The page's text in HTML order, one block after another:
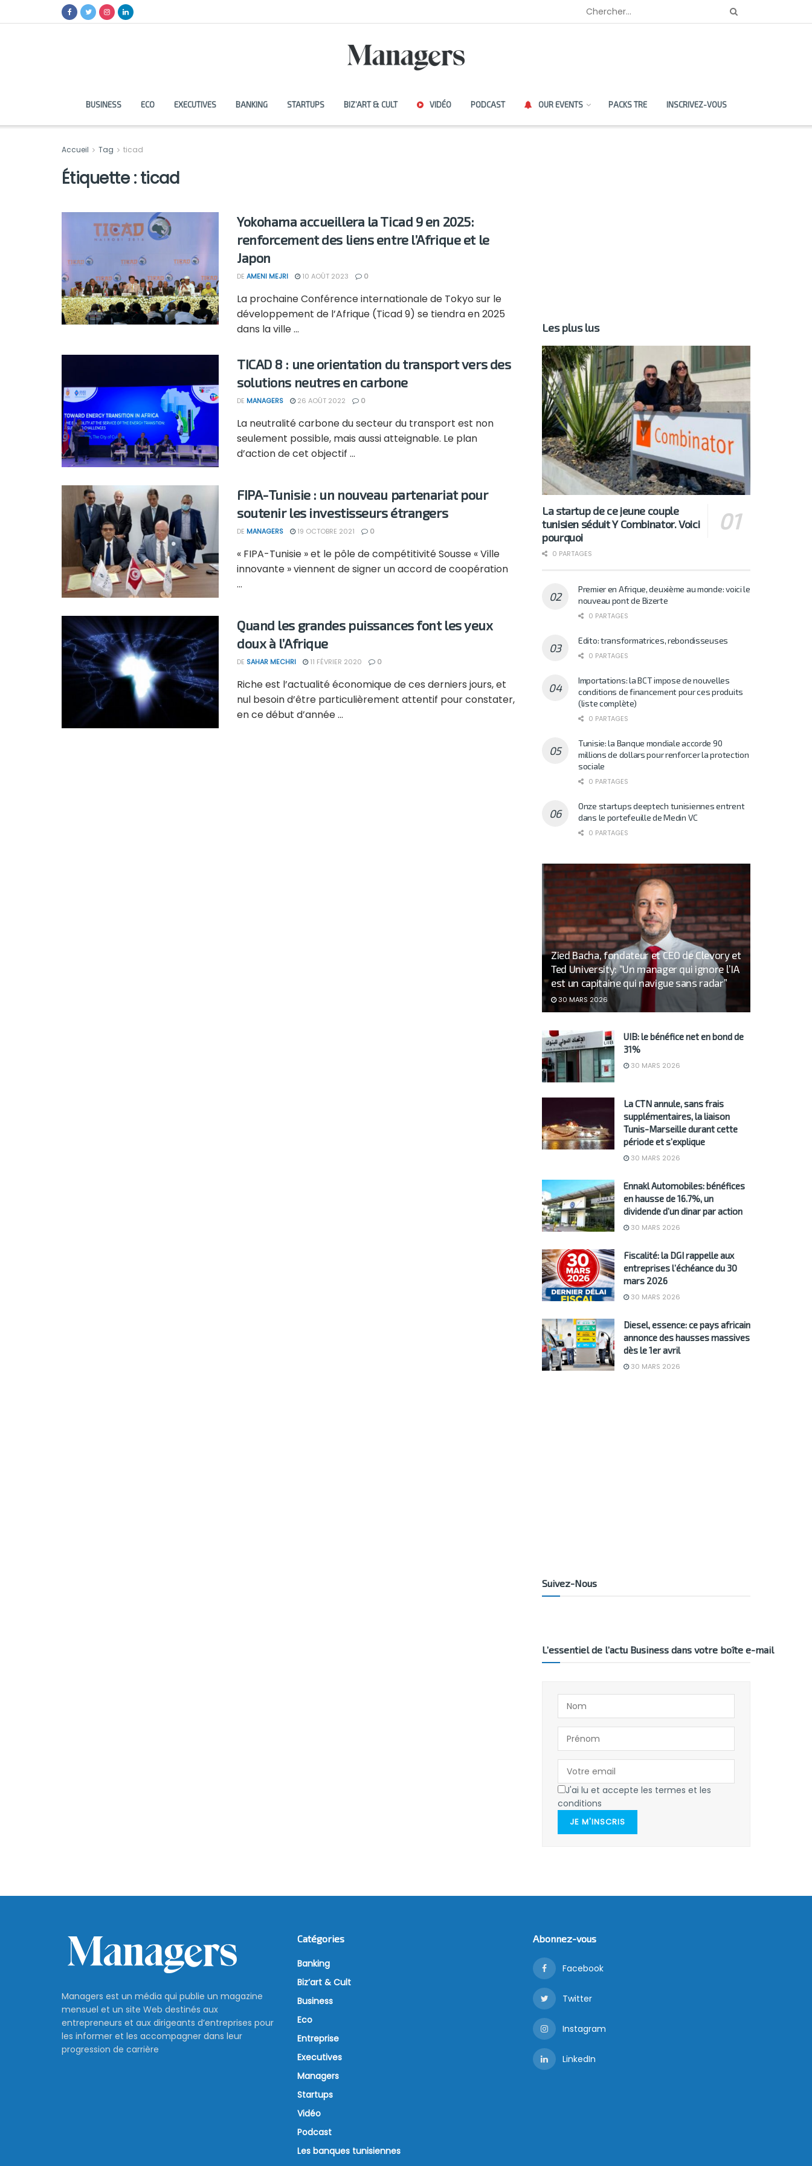
BUSINESS ECO EXECUTIVES BANKING STARTUPS BIZ’ART & CULT VIDÉO PODCAST OUR EVENTS PACKS TRE INSCRIVEZ-VOUS
Accueil Tag ticad
Étiquette :ticad
Yokohama accueillera la Ticad 9 en 2025:
renforcement des liens entre l’Afrique et le
Japon
DE AMENI MEJRI 10 AOÛT 2023 0
La prochaine Conférence internationale de Tokyo sur le
développement de l’Afrique (Ticad 9) se tiendra en 2025
dans la ville ...
TICAD 8 : une orientation du transport vers des
solutions neutres en carbone
DE MANAGERS 26 AOÛT 2022 0
La neutralité carbone du secteur du transport est non
seulement possible, mais aussi atteignable. Le plan
d’action de cet objectif ...
FIPA-Tunisie : un nouveau partenariat pour
soutenir les investisseurs étrangers
DE MANAGERS 19 OCTOBRE 2021 0
« FIPA-Tunisie » et le pôle de compétitivité Sousse « Ville
innovante » viennent de signer un accord de coopération
...
Quand les grandes puissances font les yeux
doux à l’Afrique
DE SAHAR MECHRI 11 FÉVRIER 2020 0
Riche est l’actualité économique de ces derniers jours, et
nul besoin d’être particulièrement attentif pour constater,
en ce début d’année ...
Les plus lus
La startup de ce jeune couple
tunisien séduit Y Combinator. Voici
pourquoi
0 PARTAGES
Premier en Afrique, deuxième au monde: voici le
nouveau pont de Bizerte
0 PARTAGES
Edito: transformatrices, rebondisseuses
0 PARTAGES
Importations: la BCT impose de nouvelles
conditions de financement pour ces produits
(liste complète)
0 PARTAGES
Tunisie: la Banque mondiale accorde 90
millions de dollars pour renforcer la protection
sociale
0 PARTAGES
Onze startups deeptech tunisiennes entrent
dans le portefeuille de Medin VC
0 PARTAGES
Zied Bacha, fondateur et CEO de Clevory et
Ted University: “Un manager qui ignore l’IA
est un capitaine qui navigue sans radar”
30 MARS 2026
UIB: le bénéfice net en bond de
31%
30 MARS 2026
La CTN annule, sans frais
supplémentaires, la liaison
Tunis-Marseille durant cette
période et s’explique
30 MARS 2026
Ennakl Automobiles: bénéfices
en hausse de 16.7%, un
dividende d’un dinar par action
30 MARS 2026
Fiscalité: la DGI rappelle aux
entreprises l’échéance du 30
mars 2026
30 MARS 2026
Diesel, essence: ce pays africain
annonce des hausses massives
dès le 1er avril
30 MARS 2026
Suivez-Nous
L’essentiel de l’actu Business dans votre boîte e-mail
J'ai lu et accepte les termes et les
conditions
JE M'INSCRIS
Managers est un média qui publie un magazine
mensuel et un site Web destinés aux
entrepreneurs et aux dirigeants d’entreprises pour
les informer et les accompagner dans leur
progression de carrière
Catégories
Banking
Biz’art & Cult
Business
Eco
Entreprise
Executives
Managers
Startups
Vidéo
Podcast
Les banques tunisiennes
Abonnez-vous
Facebook
Twitter
Instagram
LinkedIn